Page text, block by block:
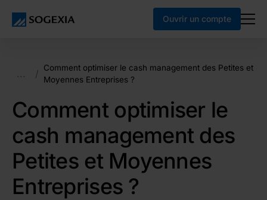
Ouvrir un compte
... /
Comment optimiser le cash management des Petites et
Moyennes Entreprises ?
Comment optimiser le
cash management des
Petites et Moyennes
Entreprises ?